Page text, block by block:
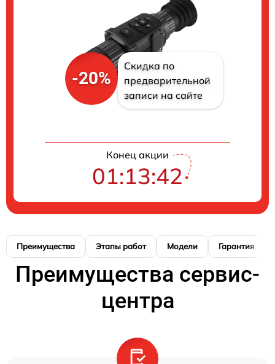
-20%
Скидка по
предварительной
записи на сайте
Конец акции
01:13:41
Преимущества Этапы работ Модели Гарантия
Преимущества сервис-
центра